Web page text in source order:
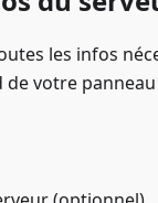
les infos
votre